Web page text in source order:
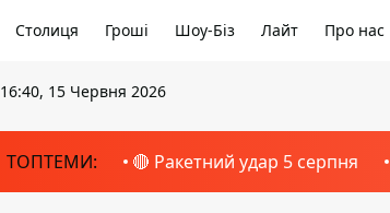
Столиця Гроші Шоу-Біз Лайт Про нас
16:40, 15 Червня 2026
ТОПТЕМИ: 🔴 Ракетний удар 5 серпня